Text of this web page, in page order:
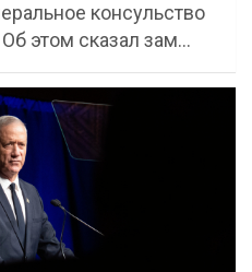
консульство
этом сказал зам…